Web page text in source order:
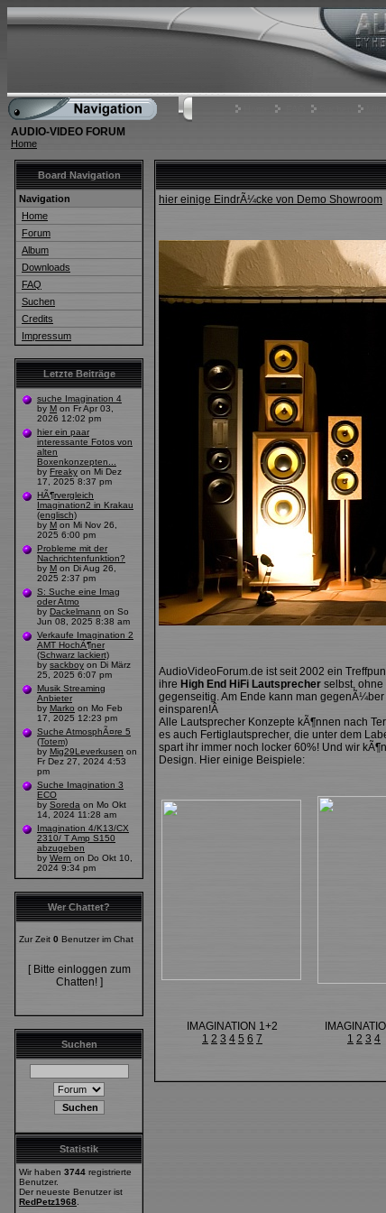
AUDIO-VIDEO FORUM
Home
Board Navigation
Navigation
Home
Forum
Album
Downloads
FAQ
Suchen
Credits
Impressum
Letzte Beiträge
suche Imagination 4
by M on Fr Apr 03,
2026 12:02 pm
hier ein paar
interessante Fotos von
alten
Boxenkonzepten...
by Freaky on Mi Dez
17, 2025 8:37 pm
HÃ¶rvergleich
Imagination2 in Krakau
(englisch)
by M on Mi Nov 26,
2025 6:00 pm
Probleme mit der
Nachrichtenfunktion?
by M on Di Aug 26,
2025 2:37 pm
S: Suche eine Imag
oder Atmo
by Dackelmann on So
Jun 08, 2025 8:38 am
Verkaufe Imagination 2
AMT HochÃ¶ner
(Schwarz lackiert)
by sackboy on Di März
25, 2025 6:07 pm
Musik Streaming
Anbieter
by Marko on Mo Feb
17, 2025 12:23 pm
Suche AtmosphÃ¤re 5
(Totem)
by Mig29Leverkusen on
Fr Dez 27, 2024 4:53
pm
Suche Imagination 3
ECO
by Soreda on Mo Okt
14, 2024 11:28 am
Imagination 4/K13/CX
2310/ T Amp S150
abzugeben
by Wern on Do Okt 10,
2024 9:34 pm
Wer Chattet?
Zur Zeit 0 Benutzer im Chat
[ Bitte einloggen zum
Chatten! ]
Suchen
Statistik
Wir haben 3744 registrierte
Benutzer.
Der neueste Benutzer ist
RedPetz1968
hier einige EindrÃ¼cke von Demo Showroom
AudioVideoForum.de ist seit 2002 ein
ihre High End HiFi Lautsprecher selbst,
gegenseitig. Am Ende kann man
einsparen!Â
Alle Lautsprecher Konzepte kÃ¶nnen nach
es auch Fertiglautsprecher, die unter dem
spart ihr immer noch locker 60%! Und wir
Design. Hier einige Beispiele:
IMAGINATION 1+2
1 2 3 4 5 6 7
1 2 3 4